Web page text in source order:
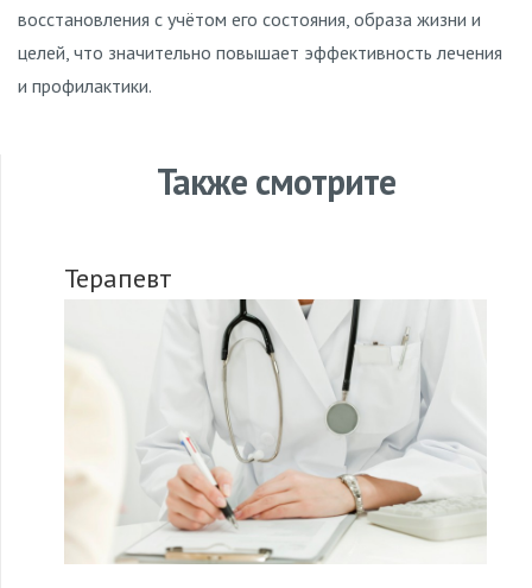
восстановления с учётом его состояния, образа жизни и
целей, что значительно повышает эффективность лечения
и профилактики.
Также смотрите
Терапевт